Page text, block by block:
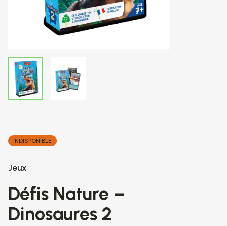
INDISPONIBLE
Jeux
Défis Nature –
Dinosaures 2